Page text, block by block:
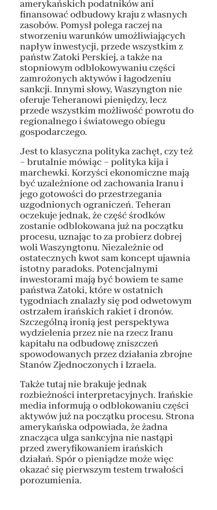
amerykańskich podatników ani
finansować odbudowy kraju z własnych
zasobów. Pomysł polega raczej na
stworzeniu warunków umożliwiających
napływ inwestycji, przede wszystkim z
państw Zatoki Perskiej, a także na
stopniowym odblokowywaniu części
zamrożonych aktywów i łagodzeniu
sankcji. Innymi słowy, Waszyngton nie
oferuje Teheranowi pieniędzy, lecz
przede wszystkim możliwość powrotu do
regionalnego i światowego obiegu
gospodarczego.
Jest to klasyczna polityka zachęt, czy też
– brutalnie mówiąc – polityka kija i
marchewki. Korzyści ekonomiczne mają
być uzależnione od zachowania Iranu i
jego gotowości do przestrzegania
uzgodnionych ograniczeń. Teheran
oczekuje jednak, że część środków
zostanie odblokowana już na początku
procesu, uznając to za probierz dobrej
woli Waszyngtonu. Niezależnie od
ostatecznych kwot sam koncept ujawnia
istotny paradoks. Potencjalnymi
inwestorami mają być bowiem te same
państwa Zatoki, które w ostatnich
tygodniach znalazły się pod odwetowym
ostrzałem irańskich rakiet i dronów.
Szczególną ironią jest perspektywa
wydzielenia przez nie na rzecz Iranu
kapitału na odbudowę zniszczeń
spowodowanych przez działania zbrojne
Stanów Zjednoczonych i Izraela.
Także tutaj nie brakuje jednak
rozbieżności interpretacyjnych. Irańskie
media informują o odblokowaniu części
aktywów już na początku procesu. Strona
amerykańska odpowiada, że żadna
znacząca ulga sankcyjna nie nastąpi
przed zweryfikowaniem irańskich
działań. Spór o pieniądze może więc
okazać się pierwszym testem trwałości
porozumienia.